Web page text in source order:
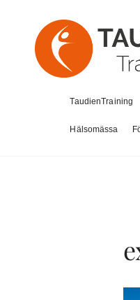
TaudienTraining
Hälsomässa